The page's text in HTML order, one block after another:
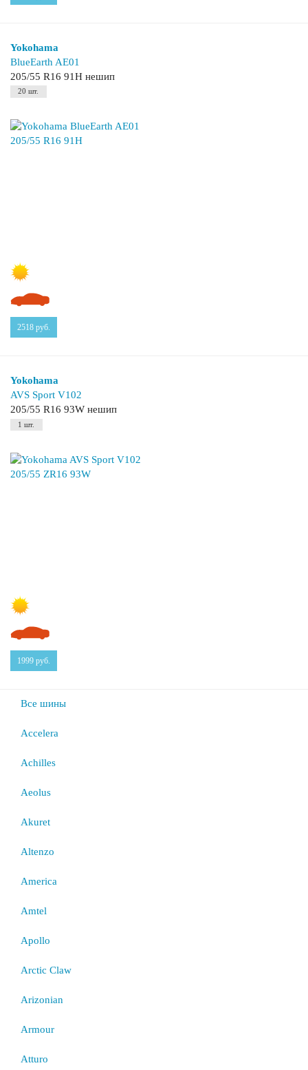
Yokohama
BlueEarth AE01
205/55 R16 91H нешип
20 шт.
2518 руб.
Yokohama
AVS Sport V102
205/55 R16 93W нешип
1 шт.
1999 руб.
Все шины
Accelera
Achilles
Aeolus
Akuret
Altenzo
America
Amtel
Apollo
Arctic Claw
Arizonian
Armour
Atturo